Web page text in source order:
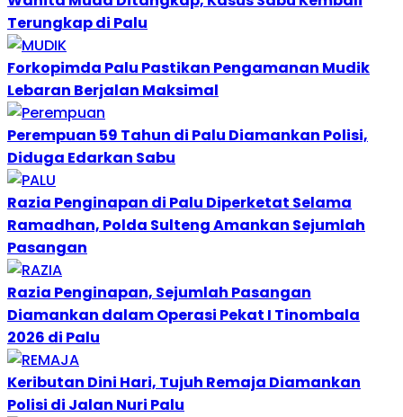
Terungkap di Palu
Forkopimda Palu Pastikan Pengamanan Mudik
Lebaran Berjalan Maksimal
Perempuan 59 Tahun di Palu Diamankan Polisi,
Diduga Edarkan Sabu
Razia Penginapan di Palu Diperketat Selama
Ramadhan, Polda Sulteng Amankan Sejumlah
Pasangan
Razia Penginapan, Sejumlah Pasangan
Diamankan dalam Operasi Pekat I Tinombala
2026 di Palu
Keributan Dini Hari, Tujuh Remaja Diamankan
Polisi di Jalan Nuri Palu